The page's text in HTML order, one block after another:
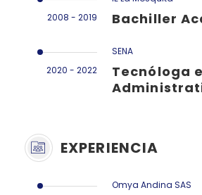
2008 - 2019 Bachiller
2020 - 2022
SENA
Tecnóloga
EXPERIENCIA
Omya Andina SAS